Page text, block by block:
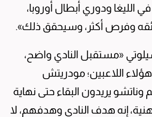
الليغا ودوري أبطال أوروبا،
وفرص أكثر، وسيحقق ذلك».
«مستقبل النادي واضح،
اللاعبين؛ مودريتش
يريدون البقاء حتى نهاية
إنه هدف النادي وهدفهم، لا